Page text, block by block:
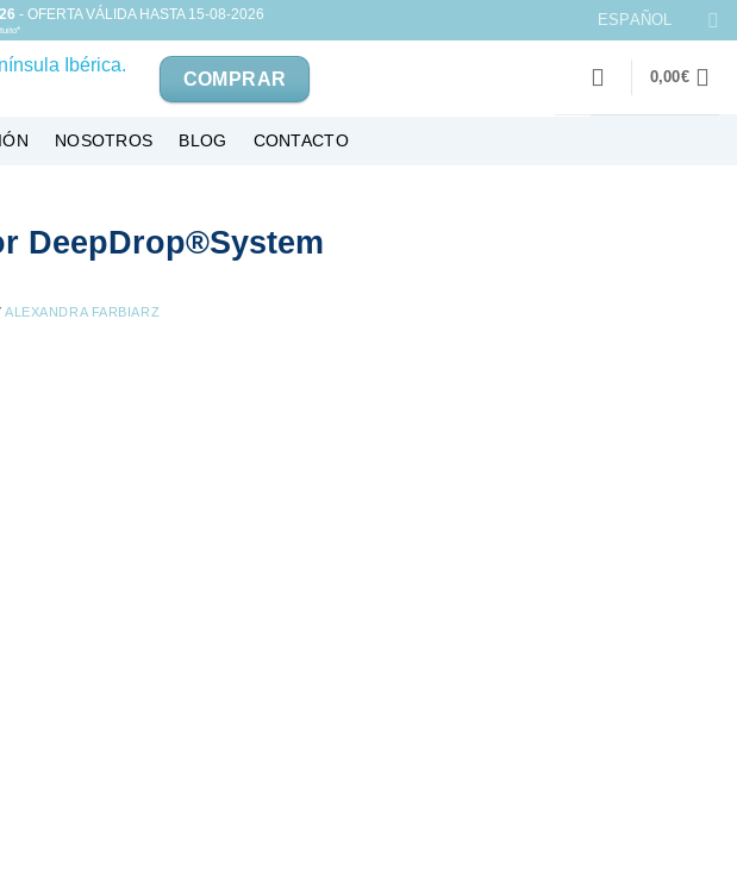
- OFERTA VÁLIDA HASTA 15-08-2026 ESPAÑOL
Ibérica.
COMPRAR 0,00€
NOSOTROS BLOG CONTACTO
DeepDrop®System
ALEXANDRA FARBIARZ